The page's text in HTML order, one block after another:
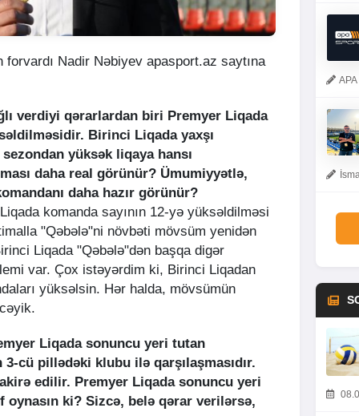
Nadir Nəbiyev apasport.az saytına
verdiyi qərarlardan biri Premyer Liqada
Birinci Liqada yaxşı
yüksək liqaya hansı
daha real görünür? Ümumiyyətlə,
daha hazır görünür?
komanda sayının 12-yə yüksəldilməsi
"Qəbələ"ni növbəti mövsüm yenidən
Liqada "Qəbələ"dən başqa digər
var. Çox istəyərdim ki, Birinci Liqadan
yüksəlsin. Hər halda, mövsümün
Liqada sonuncu yeri tutan
cü pillədəki klubu ilə qarşılaşmasıdır.
edilir. Premyer Liqada sonuncu yeri
ki? Sizcə, belə qərar verilərsə,